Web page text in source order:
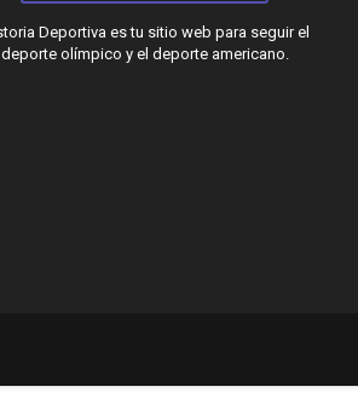
Deportiva es tu sitio web para seguir el
deporte olímpico y el deporte americano.